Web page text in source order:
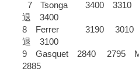
7 Tsonga 3400 3310
退 3400
8 Ferrer 3190 3010
退 3100
9 Gasquet 2840 2795
2885